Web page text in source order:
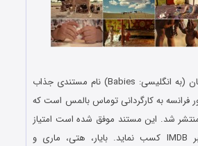
نگاهی به زندگی کودکان (به انگلیسی: Babies) نام مستندی جذاب
به کارگردانی توماس بالمس است که
میلادی منتشر شد. این مستند موفق شده است امتیاز
۷.۱ را از سایت معتبر IMDB کسب نماید. بایار، هتی، ماری و